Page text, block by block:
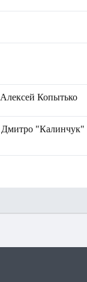
Копытько
- Дмитро "Калинчук"